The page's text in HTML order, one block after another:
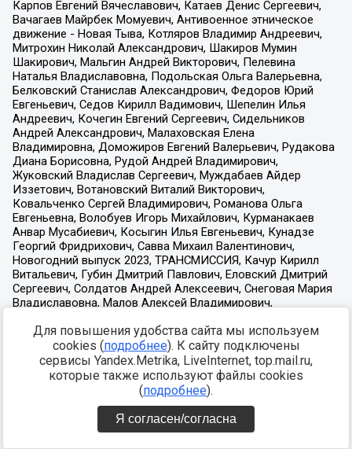
Для повышения удобства сайта мы используем
cookies (подробнее). К сайту подключены
сервисы Yandex.Metrika, LiveInternet, top.mail.ru,
которые также используют файлы cookies
(подробнее).
Я согласен/согласна